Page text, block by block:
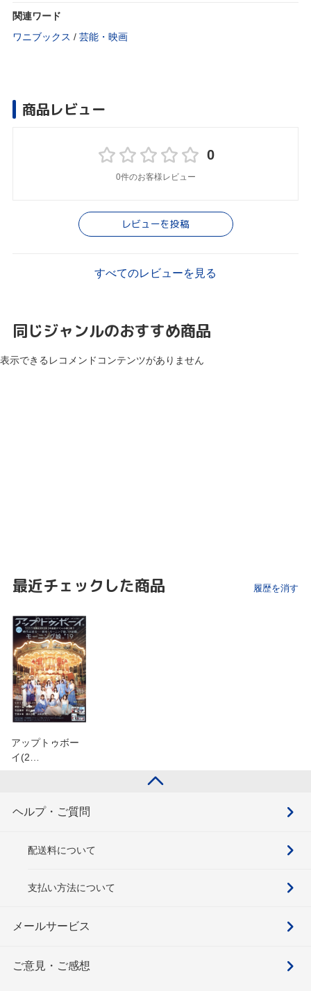
関連ワード
ワニブックス / 芸能・映画
商品レビュー
0
0件のお客様レビュー
レビューを投稿
すべてのレビューを見る
同じジャンルのおすすめ商品
表示できるレコメンドコンテンツがありません
最近チェックした商品 履歴を消す
アップトゥボー
イ(2…
ヘルプ・ご質問
配送料について
支払い方法について
メールサービス
ご意見・ご感想